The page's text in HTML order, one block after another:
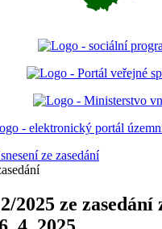
ze zasedání
2025 ze